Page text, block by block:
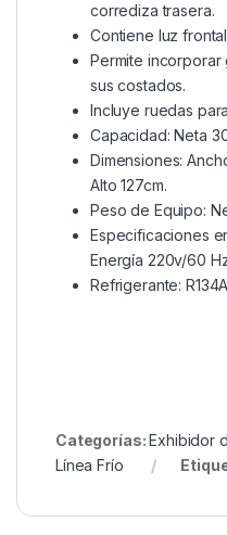
corrediza trasera.
Contiene luz
Permite incorporar
sus costados.
Incluye ruedas
Capacidad: Neta
Dimensiones:
Alto 127cm.
Peso de Equipo:
Especificaciones
Energía 220v/60
Refrigerante: R134A
Categorías:Exhibidor
Línea Frío